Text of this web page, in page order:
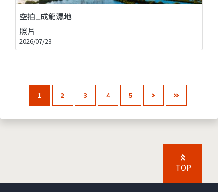
空拍_成龍濕地
照片
2026/07/23
1 2 3 4 5
TOP